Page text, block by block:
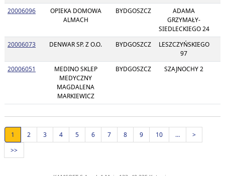
20006096
OPIEKA DOMOWA
ALMACH
BYDGOSZCZ
ADAMA
GRZYMAŁY-
SIEDLECKIEGO 24
20006073 DENWAR SP. Z O.O. BYDGOSZCZ
LESZCZYŃSKIEGO
97
20006051
MEDINO SKLEP
MEDYCZNY
MAGDALENA
MARKIEWICZ
BYDGOSZCZ SZAJNOCHY 2
1 2 3 4 5 6 7 8 9 10 …
>
>>